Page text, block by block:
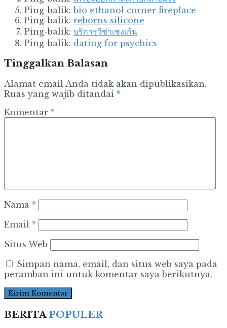
Ping-balik:bio ethanol corner fireplace
Ping-balik: reborns silicone
Ping-balik: บริการวีซ่าเชงเก้น
Ping-balik: dating for psychics
Tinggalkan Balasan
Alamat email Anda tidak akan dipublikasikan.
Ruas yang wajib ditandai *
Komentar *
Nama *
Email *
Situs Web
Simpan nama, email, dan situs web saya pada
peramban ini untuk komentar saya berikutnya.
BERITAPOPULER